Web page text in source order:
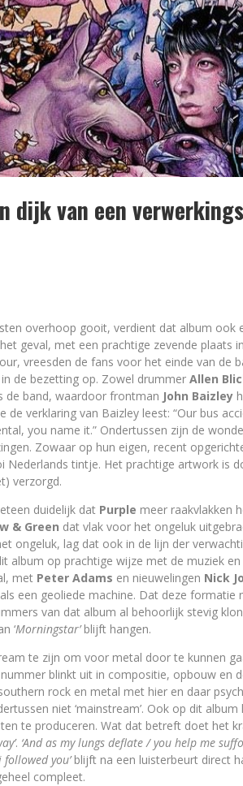
dijk van een
overhoop gooit, verdient dat album ook
geval, met een prachtige zevende plaats
vreesden de fans voor het einde van de
de bezetting op. Zowel drummer Allen
de band, waardoor frontman John Baizley
verklaring van Baizley leest: “Our bus
you name it.” Ondertussen zijn de
Zowaar op hun eigen, recent
tintje. Het prachtige artwork is
verzorgd.
duidelijk dat Purple meer raakvlakken
& Green dat vlak voor het ongeluk
ongeluk, lag dat ook in de lijn der
album op prachtige wijze met de muziek
met Peter Adams en nieuwelingen Nick
een geoliede machine. Dat deze formatie
van dat album al behoorlijk stevig
‘Morningstar’blijft hangen.
te zijn om voor metal door te kunnen
blinkt uit in compositie, opbouw en
rock en metal met hier en daar
niet ‘mainstream’. Ook op dit album
te produceren. Wat dat betreft doet het
. ‘And as my lungs deflate / you help me
you’blijft na een luisterbeurt direct
compleet.